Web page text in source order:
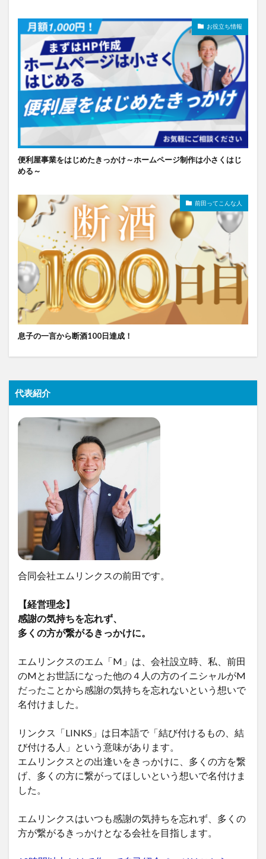
お役立ち情報
便利屋事業をはじめたきっかけ～ホームページ制作は小さくはじ
める～
前田ってこんな人
息子の一言から断酒100日達成！
代表紹介
合同会社エムリンクスの前田です。
【経営理念】
感謝の気持ちを忘れず、
多くの方が繋がるきっかけに。
エムリンクスのエム「M」は、会社設立時、私、前田
のMとお世話になった他の４人の方のイニシャルがM
だったことから感謝の気持ちを忘れないという想いで
名付けました。
リンクス「LINKS」は日本語で「結び付けるもの、結
び付ける人」という意味があります。
エムリンクスとの出逢いをきっかけに、多くの方を繋
げ、多くの方に繋がってほしいという想いで名付けま
した。
エムリンクスはいつも感謝の気持ちを忘れず、多くの
方が繋がるきっかけとなる会社を目指します。